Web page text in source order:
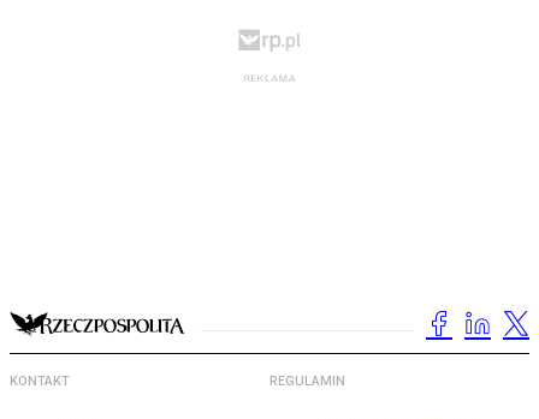
KONTAKT REGULAMIN